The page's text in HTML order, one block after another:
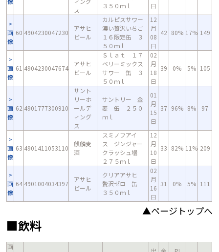
ス
３５０ｍｌ
日
画
像
60 4904230047230
アサヒ
ビール
カルピスサワー
濃い贅沢いちご
１６限定缶 ３
５０ｍｌ
12
月
08
日
42 80% 17% 149
画
像
61 4904230047674
アサヒ
ビール
Ｓｌａｔ １７
ベリーミックス
サワー 缶 ３
５０ｍｌ
02
月
18
日
39 0% 5% 105
画
像
62 4901777300910
サント
リーホ
ールデ
ィング
ス
サントリー 金
麦 缶 ２５０
ｍｌ
01
月
15
日
37 96% 8% 97
画
像
63 4901411053110
麒麟麦
酒
スミノフアイ
ス ジンジャー
クラッシュ壜
２７５ｍｌ
12
月
10
日
33 82% 11% 209
画
像
64 4901004034397
アサヒ
ビール
クリアアサヒ
贅沢ゼロ 缶
３５０ｍｌ
02
月
16
日
31 0% 5% 111
▲ページトップへ
■飲料
画